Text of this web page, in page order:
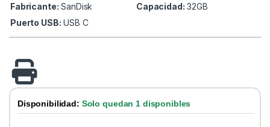
Fabricante: SanDisk Capacidad: 32GB
Puerto USB: USB C
Disponibilidad: Solo quedan 1 disponibles